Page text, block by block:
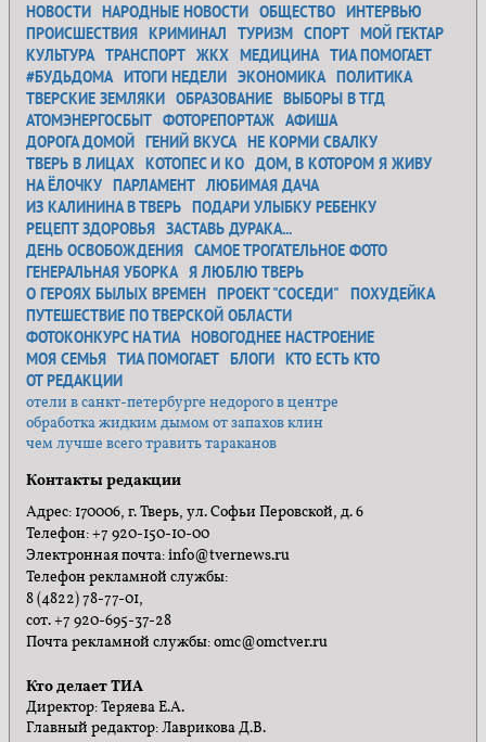
НОВОСТИ НАРОДНЫЕ НОВОСТИ ОБЩЕСТВО ИНТЕРВЬЮ
ПРОИСШЕСТВИЯ КРИМИНАЛ ТУРИЗМ СПОРТ МОЙ ГЕКТАР
КУЛЬТУРА ТРАНСПОРТ ЖКХ МЕДИЦИНА ТИА ПОМОГАЕТ
#БУДЬДОМА ИТОГИ НЕДЕЛИ ЭКОНОМИКА ПОЛИТИКА
ТВЕРСКИЕ ЗЕМЛЯКИ ОБРАЗОВАНИЕ ВЫБОРЫ В ТГД
АТОМЭНЕРГОСБЫТ ФОТОРЕПОРТАЖ АФИША
ДОРОГА ДОМОЙ ГЕНИЙ ВКУСА НЕ КОРМИ СВАЛКУ
ТВЕРЬ В ЛИЦАХ КОТОПЕС И КО ДОМ, В КОТОРОМ Я ЖИВУ
НА ЁЛОЧКУ ПАРЛАМЕНТ ЛЮБИМАЯ ДАЧА
ИЗ КАЛИНИНА В ТВЕРЬ ПОДАРИ УЛЫБКУ РЕБЕНКУ
РЕЦЕПТ ЗДОРОВЬЯ ЗАСТАВЬ ДУРАКА...
ДЕНЬ ОСВОБОЖДЕНИЯ САМОЕ ТРОГАТЕЛЬНОЕ ФОТО
ГЕНЕРАЛЬНАЯ УБОРКА Я ЛЮБЛЮ ТВЕРЬ
О ГЕРОЯХ БЫЛЫХ ВРЕМЕН ПРОЕКТ "СОСЕДИ"
ПОХУДЕЙКА
ПУТЕШЕСТВИЕ ПО ТВЕРСКОЙ ОБЛАСТИ
ФОТОКОНКУРС НА ТИА НОВОГОДНЕЕ НАСТРОЕНИЕ
МОЯ СЕМЬЯ ТИА ПОМОГАЕТ БЛОГИ КТО ЕСТЬ КТО
ОТ РЕДАКЦИИ
отели в санкт-петербурге недорого в центре
обработка жидким дымом от запахов клин
чем лучше всего травить тараканов
Контакты редакции
Адрес: 170006, г. Тверь, ул. Софьи Перовской, д. 6
Телефон: +7 920-150-10-00
Электронная почта: info@tvernews.ru
Телефон рекламной службы:
8 (4822) 78-77-01,
сот. +7 920-695-37-28
Почта рекламной службы: omc@omctver.ru
Кто делает ТИА
Директор: Теряева Е.А.
Главный редактор: Лаврикова Д.В.